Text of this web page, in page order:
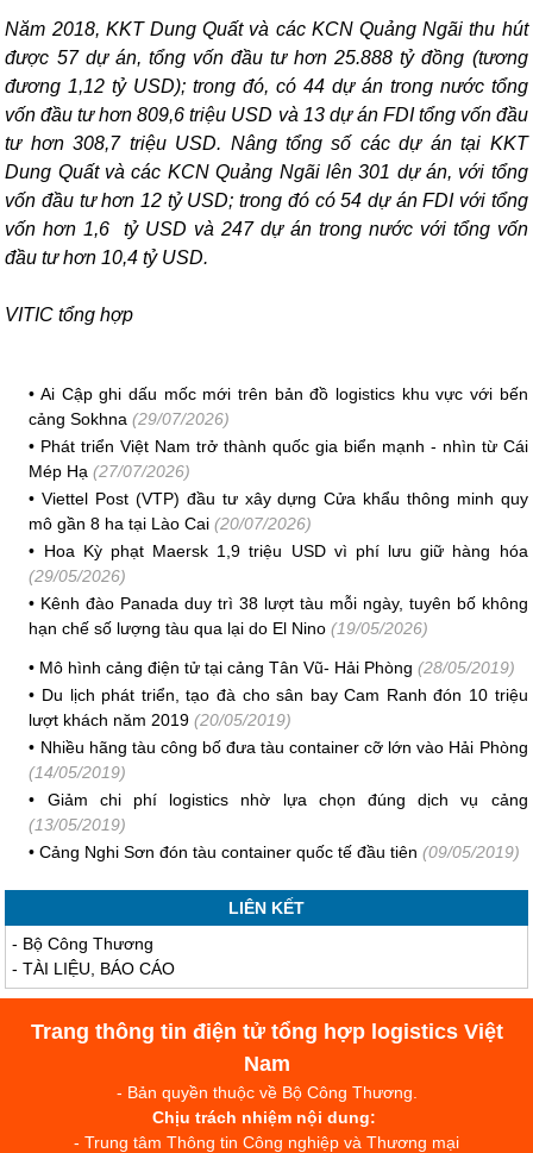
Năm 2018, KKT Dung Quất và các KCN Quảng Ngãi thu hút
được 57 dự án, tổng vốn đầu tư hơn 25.888 tỷ đồng (tương
đương 1,12 tỷ USD); trong đó, có 44 dự án trong nước tổng
vốn đầu tư hơn 809,6 triệu USD và 13 dự án FDI tổng vốn đầu
tư hơn 308,7 triệu USD. Nâng tổng số các dự án tại KKT
Dung Quất và các KCN Quảng Ngãi lên 301 dự án, với tổng
vốn đầu tư hơn 12 tỷ USD; trong đó có 54 dự án FDI với tổng
vốn hơn 1,6 tỷ USD và 247 dự án trong nước với tổng vốn
đầu tư hơn 10,4 tỷ USD.
VITIC tổng hợp
•Ai Cập ghi dấu mốc mới trên bản đồ logistics khu vực với bến
cảng Sokhna (29/07/2026)
• Phát triển Việt Nam trở thành quốc gia biển mạnh - nhìn từ Cái
Mép Hạ (27/07/2026)
•Viettel Post (VTP) đầu tư xây dựng Cửa khẩu thông minh quy
mô gần 8 ha tại Lào Cai (20/07/2026)
• Hoa Kỳ phạt Maersk 1,9 triệu USD vì phí lưu giữ hàng hóa
(29/05/2026)
• Kênh đào Panada duy trì 38 lượt tàu mỗi ngày, tuyên bố không
hạn chế số lượng tàu qua lại do El Nino (19/05/2026)
• Mô hình cảng điện tử tại cảng Tân Vũ- Hải Phòng (28/05/2019)
• Du lịch phát triển, tạo đà cho sân bay Cam Ranh đón 10 triệu
lượt khách năm 2019 (20/05/2019)
• Nhiều hãng tàu công bố đưa tàu container cỡ lớn vào Hải Phòng
(14/05/2019)
• Giảm chi phí logistics nhờ lựa chọn đúng dịch vụ cảng
(13/05/2019)
•Cảng Nghi Sơn đón tàu container quốc tế đầu tiên (09/05/2019)
LIÊN KẾT
- Bộ Công Thương
-TÀI LIỆU, BÁO CÁO
Trang thông tin điện tử tổng hợp logistics Việt
Nam
- Bản quyền thuộc về Bộ Công Thương.
Chịu trách nhiệm nội dung:
- Trung tâm Thông tin Công nghiệp và Thương mại